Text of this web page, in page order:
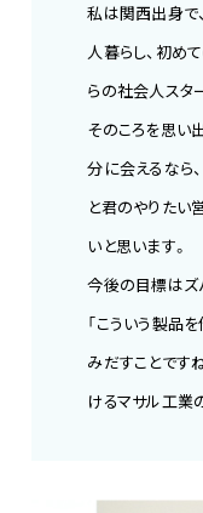
私は関西出身で
人暮らし、初め
らの社会人スタ
そのころを思い
分に会えるなら
と君のやりたい
いと思います。
今後の目標はズ
「こういう製品
みだすことです
けるマサル工業